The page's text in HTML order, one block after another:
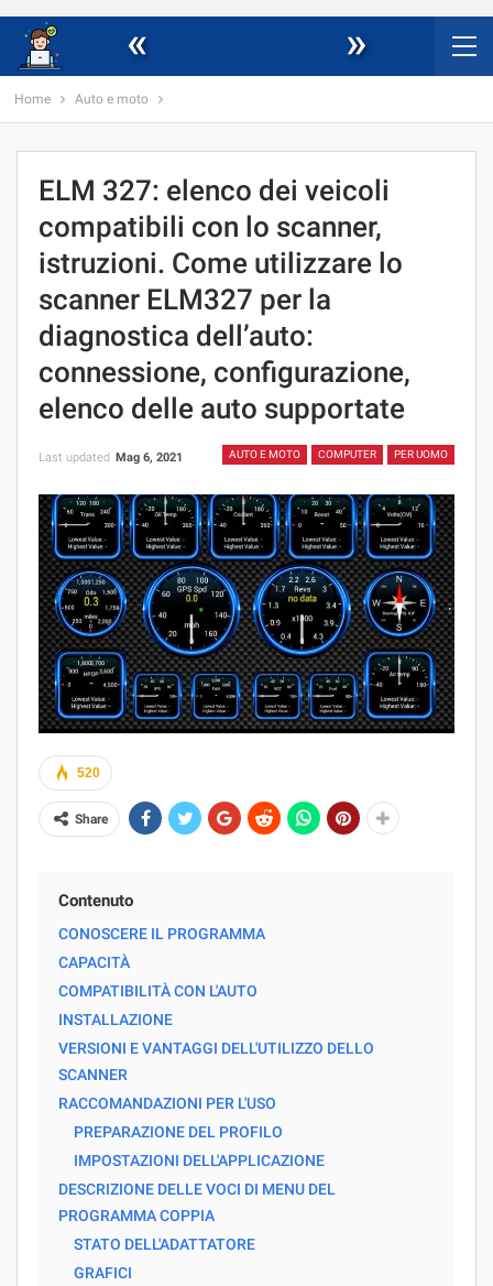
« »
Home Auto e moto
ELM 327: elenco dei veicoli
compatibili con lo scanner,
istruzioni. Come utilizzare lo
scanner ELM327 per la
diagnostica dell’auto:
connessione, configurazione,
elenco delle auto supportate
AUTO E MOTO COMPUTER PER UOMO
Last updated Mag 6, 2021
520
Share
Contenuto
CONOSCERE IL PROGRAMMA
CAPACITÀ
COMPATIBILITÀ CON L'AUTO
INSTALLAZIONE
VERSIONI E VANTAGGI DELL'UTILIZZO DELLO
SCANNER
RACCOMANDAZIONI PER L'USO
PREPARAZIONE DEL PROFILO
IMPOSTAZIONI DELL'APPLICAZIONE
DESCRIZIONE DELLE VOCI DI MENU DEL
PROGRAMMA COPPIA
STATO DELL'ADATTATORE
GRAFICI